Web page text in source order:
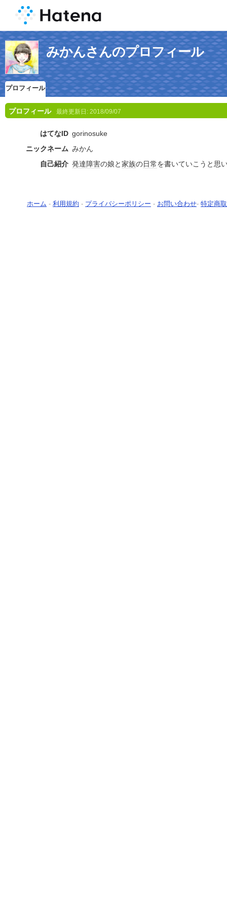
みかんさんのプロフィール
プロフィール
プロフィール 最終更新日: 2018/09/07
はてなID gorinosuke
ニックネーム みかん
自己紹介 発達障害の娘と家族の日常を書いていこうと思
ホーム - 利用規約 - プライバシーポリシー - お問い合わせ- 特定商